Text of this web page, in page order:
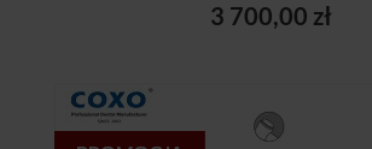
3 700,00 zł